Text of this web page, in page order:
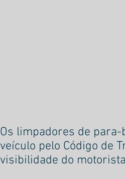
Os limpadores de
veículo pelo Código de
visibilidade do